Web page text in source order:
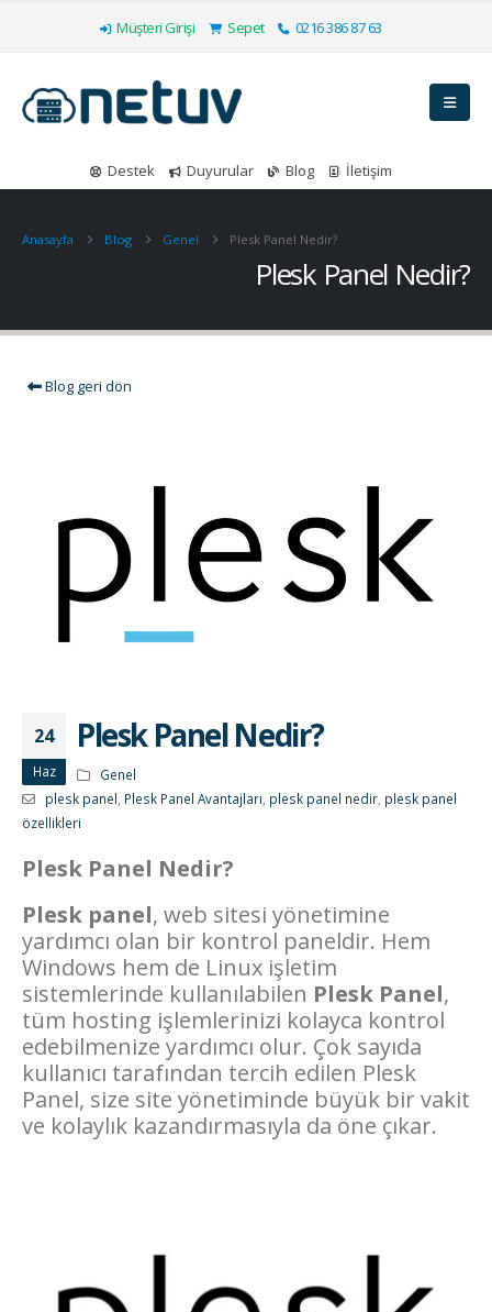
Müşteri Girişi Sepet 0216 386 87 63
Destek Duyurular Blog İletişim
Anasayfa Blog Genel Plesk Panel Nedir?
Plesk Panel Nedir?
Blog geri dön
24
Haz
Plesk Panel Nedir?
Genel
plesk panel Plesk Panel Avantajları plesk panel nedir, plesk panel
özellikleri
Plesk Panel Nedir?
Plesk panel, web sitesi yönetimine
yardımcı olan bir kontrol paneldir. Hem
Windows hem de Linux işletim
sistemlerinde kullanılabilen Plesk Panel,
tüm hosting işlemlerinizi kolayca kontrol
edebilmenize yardımcı olur. Çok sayıda
kullanıcı tarafından tercih edilen Plesk
Panel, size site yönetiminde büyük bir vakit
ve kolaylık kazandırmasıyla da öne çıkar.